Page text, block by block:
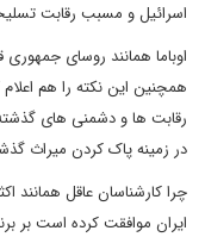
اسرائیل و مسبب رقابت
اوباما همانند روسای
همچنین این نکته را هم
رقابت ها و دشمنی های
در زمینه پاک کردن میراث
چرا کارشناسان عاقل همانند
ایران موافقت کرده است بر